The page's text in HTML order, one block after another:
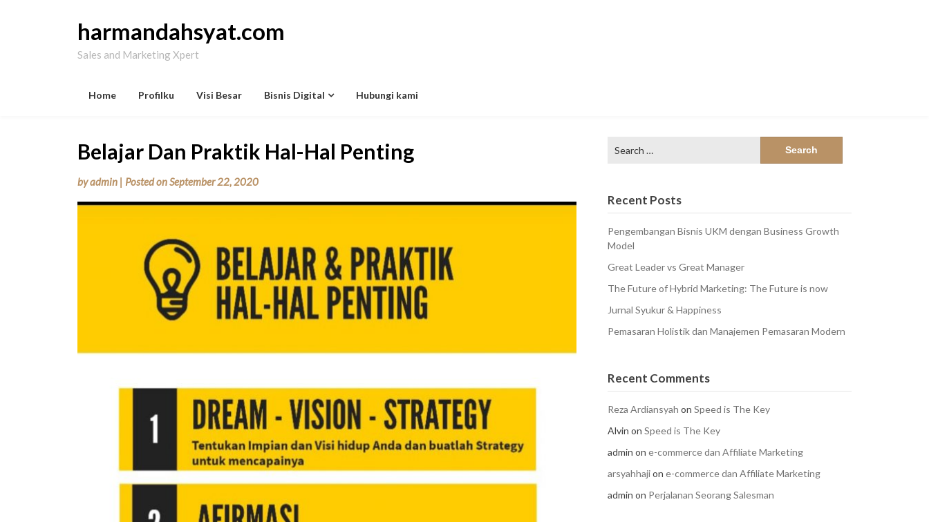
harmandahsyat.com
Sales and Marketing Xpert
Home Profilku Visi Besar Bisnis Digital Hubungi kami
Belajar Dan Praktik Hal-Hal Penting
byadmin Posted onSeptember 22, 2020
for:
Recent Posts
Pengembangan Bisnis UKM dengan Business Growth
Model
Great Leader vs Great Manager
The Future of Hybrid Marketing: The Future is now
Jurnal Syukur & Happiness
Pemasaran Holistik dan Manajemen Pemasaran Modern
Recent Comments
Reza Ardiansyah on Speed is The Key
Alvin on Speed is The Key
admin on e-commerce dan Affiliate Marketing
arsyahhajion e-commerce dan Affiliate Marketing
admin on Perjalanan Seorang Salesman